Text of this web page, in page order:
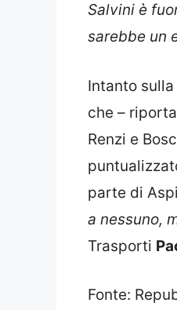
Salvini è
sarebbe un
Intanto
che – riporta
Renzi e
parte di
a nessuno,
Trasporti
Fonte: